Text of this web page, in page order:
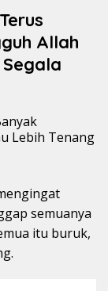
Allah
semuanya
itu buruk,